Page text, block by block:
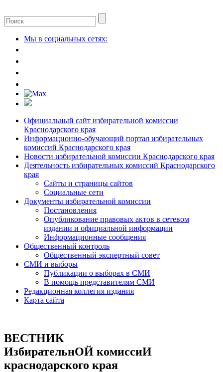
Мы в социальных сетях:
Официальный сайт избирательной комиссии
Краснодарского края
Информационно-обучающий портал избирательных
комиссий Краснодарского края
Новости избирательной комиссии Краснодарского края
Деятельность избирательных комиссий Краснодарского
края
Сайты и страницы сайтов
Социальные сети
Документы избирательной комиссии
Постановления
Опубликование правовых актов в сетевом
издании и официальной информации
Информационные сообщения
Общественный контроль
Общественный экспертный совет
СМИ и выборы
Публикации о выборах в СМИ
В помощь представителям СМИ
Редакционная коллегия издания
Карта сайта
ВЕСТНИК
ИзбирательнОЙ комиссиИ
краснодарского края